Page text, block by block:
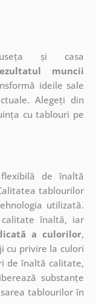
și casa
muncii
ideile sale
Alegeți din
cu tablouri pe
de înaltă
tablourilor
utilizată.
înaltă, iar
a culorilor,
cu privire la culori
de înaltă calitate,
substanțe
tablourilor în